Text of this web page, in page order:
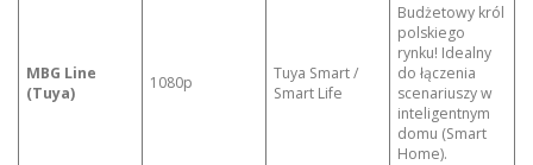
MBG Line
(Tuya)
1080p
Tuya Smart /
Smart Life
Budżetowy król
polskiego
rynku! Idealny
do łączenia
scenariuszy w
inteligentnym
domu (Smart
Home).